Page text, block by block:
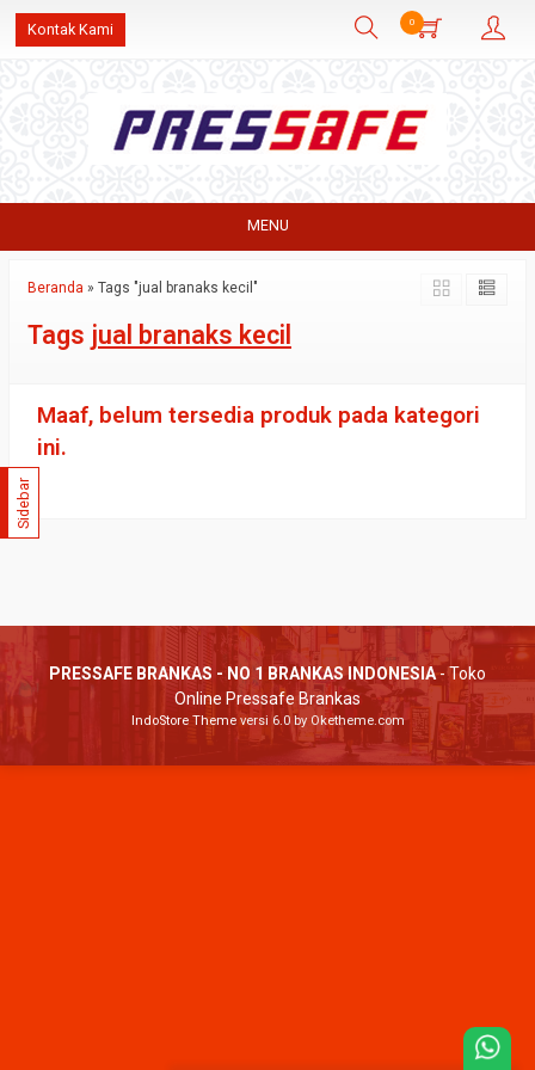
Kontak Kami 0
MENU
Beranda » Tags "jual branaks kecil"
Tags jual branaks kecil
Maaf, belum tersedia produk pada kategori
ini.
Sidebar
PRESSAFE BRANKAS - NO 1 BRANKAS INDONESIA- Toko
Online Pressafe Brankas
IndoStore Themeversi 6.0 by Oketheme.com